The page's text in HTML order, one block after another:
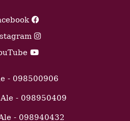
- 098500906
- 098950409
- 098940432